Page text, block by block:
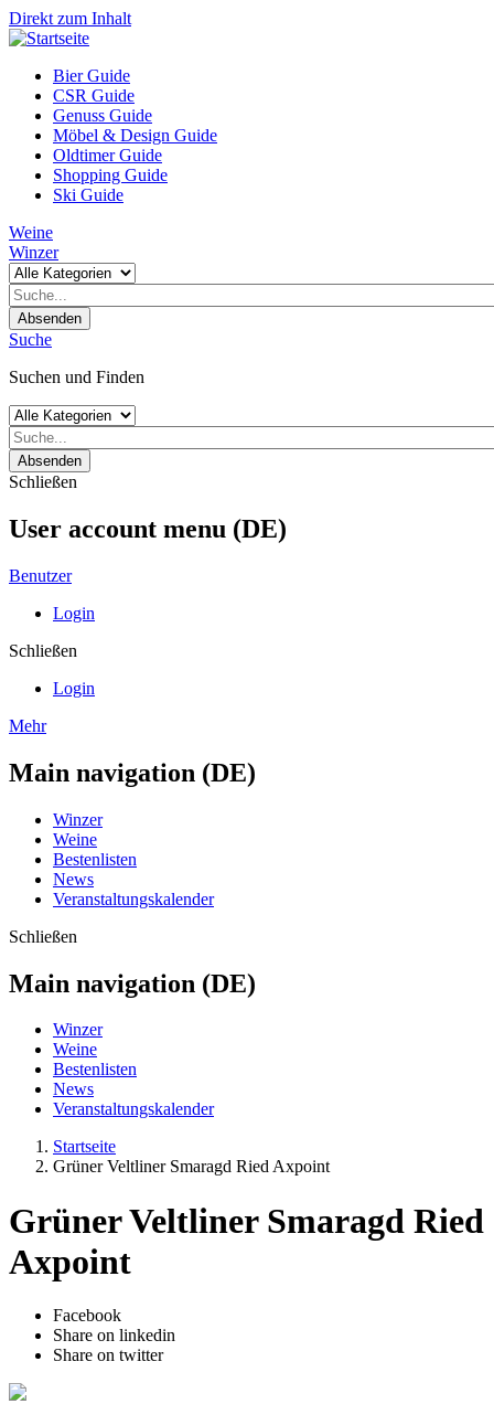
Direkt zum Inhalt
Bier Guide
CSR Guide
Genuss Guide
Möbel & Design Guide
Oldtimer Guide
Shopping Guide
Ski Guide
Weine
Winzer
Absenden
Suche
Suchen und Finden
Absenden
Schließen
User account menu (DE)
Benutzer
Login
Schließen
Login
Mehr
Main navigation (DE)
Winzer
Weine
Bestenlisten
News
Veranstaltungskalender
Schließen
Main navigation (DE)
Winzer
Weine
Bestenlisten
News
Veranstaltungskalender
Startseite
Grüner Veltliner Smaragd Ried Axpoint
Grüner Veltliner Smaragd Ried
Axpoint
Facebook
Share on linkedin
Share on twitter